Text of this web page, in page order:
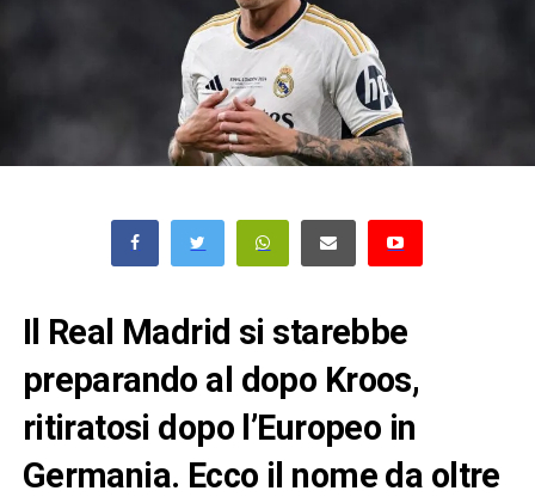
Il Real Madrid si starebbe
preparando al dopo Kroos,
ritiratosi dopo l’Europeo in
Germania. Ecco il nome da oltre